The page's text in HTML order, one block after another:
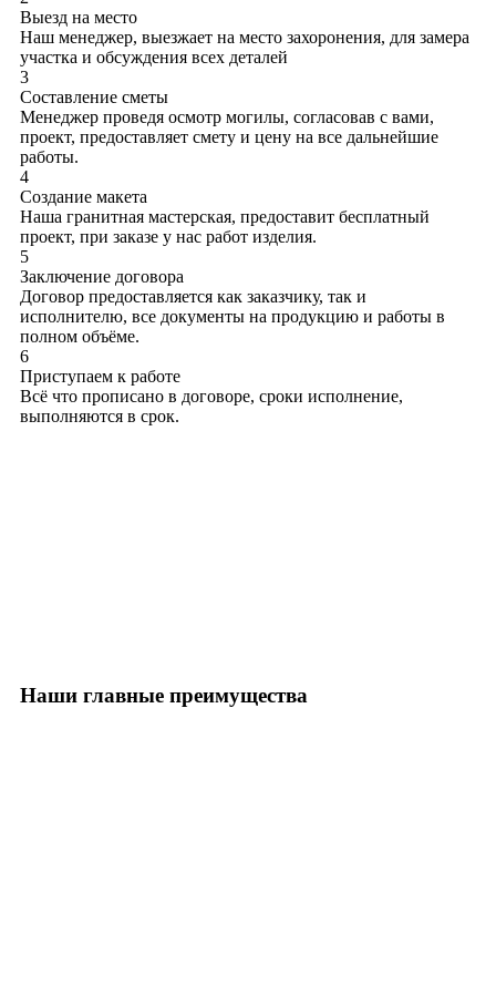
Выезд на место
Наш менеджер, выезжает на место захоронения, для замера
участка и обсуждения всех деталей
3
Составление сметы
Менеджер проведя осмотр могилы, согласовав с вами,
проект, предоставляет смету и цену на все дальнейшие
работы.
4
Создание макета
Наша гранитная мастерская, предоставит бесплатный
проект, при заказе у нас работ изделия.
5
Заключение договора
Договор предоставляется как заказчику, так и
исполнителю, все документы на продукцию и работы в
полном объёме.
6
Приступаем к работе
Всё что прописано в договоре, сроки исполнение,
выполняются в срок.
Наши главные преимущества